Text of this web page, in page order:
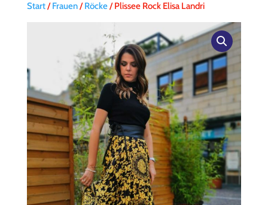
Start/Frauen/Röcke/ Plissee Rock Elisa Landri